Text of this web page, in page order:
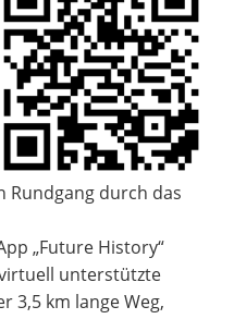
Rundgang durch das
„Future History“
unterstützte
3,5 km lange Weg,